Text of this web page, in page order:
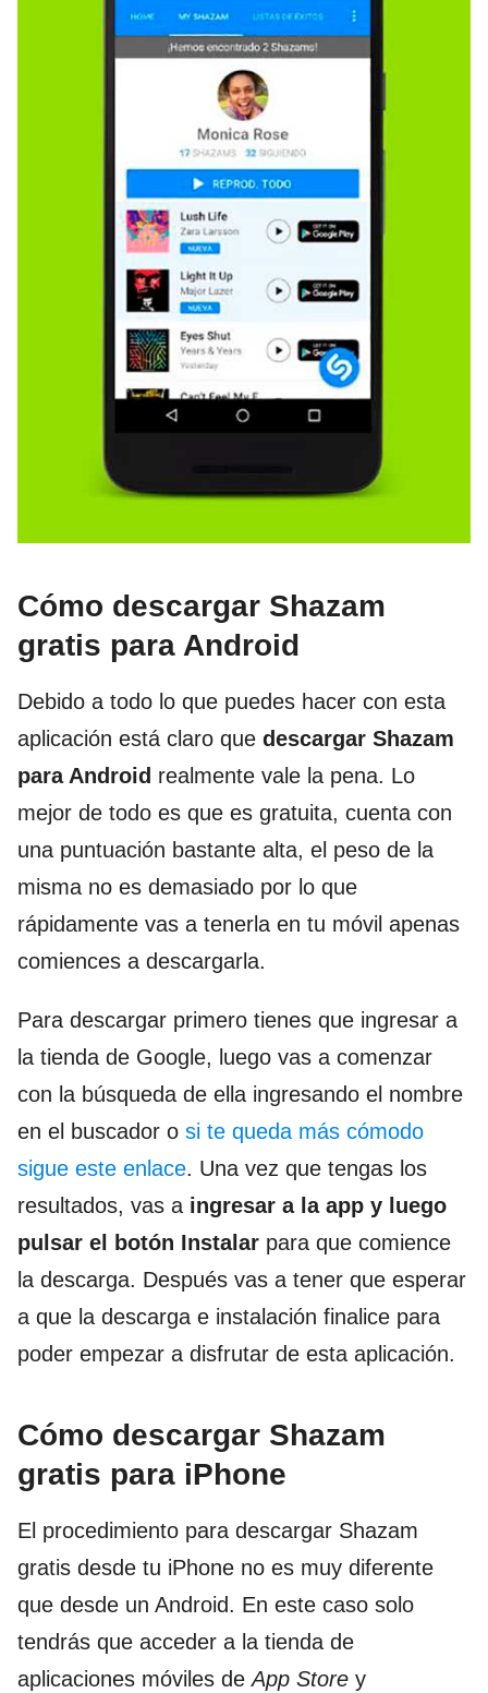
Cómo descargar Shazam
gratis para Android
Debido a todo lo que puedes hacer con esta
aplicación está claro que descargar Shazam
para Android realmente vale la pena. Lo
mejor de todo es que es gratuita, cuenta con
una puntuación bastante alta, el peso de la
misma no es demasiado por lo que
rápidamente vas a tenerla en tu móvil apenas
comiences a descargarla.
Para descargar primero tienes que ingresar a
la tienda de Google, luego vas a comenzar
con la búsqueda de ella ingresando el nombre
en el buscador o si te queda más cómodo
sigue este enlace. Una vez que tengas los
resultados, vas aingresar a la app y luego
pulsar el botón Instalar para que comience
la descarga. Después vas a tener que esperar
a que la descarga e instalación finalice para
poder empezar a disfrutar de esta aplicación.
Cómo descargar Shazam
gratis para iPhone
El procedimiento para descargar Shazam
gratis desde tu iPhone no es muy diferente
que desde un Android. En este caso solo
tendrás que acceder a la tienda de
aplicaciones móviles deApp Store y